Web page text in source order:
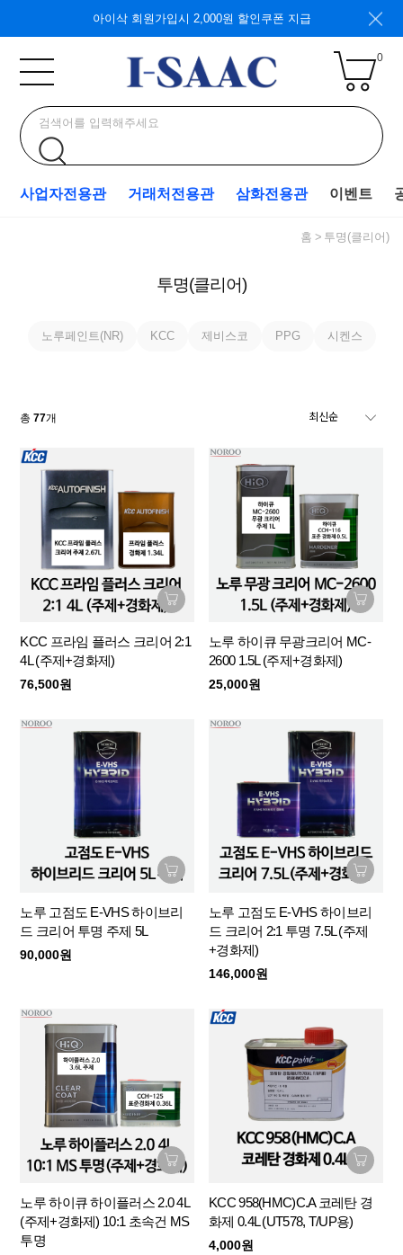
아이삭 회원가입시 2,000원 할인쿠폰 지급
0
사업자전용관 거래처전용관 삼화전용관 이벤트
홈 투명(클리어)
투명(클리어)
노루페인트(NR) KCC 제비스코 PPG 시켄스
총77개
KCC 프라임 플러스 크리어 2:1
4L (주제+경화제)
76,500원
노루 하이큐 무광크리어 MC-
2600 1.5L (주제+경화제)
25,000원
노루 고점도 E-VHS 하이브리
드 크리어 투명 주제 5L
90,000원
노루 고점도 E-VHS 하이브리
드 크리어 2:1 투명 7.5L (주제
+경화제)
146,000원
노루 하이큐 하이플러스 2.0 4L
(주제+경화제) 10:1 초속건 MS
투명
KCC 958(HMC)C.A 코레탄 경
화제 0.4L (UT578, T/UP용)
4,000원